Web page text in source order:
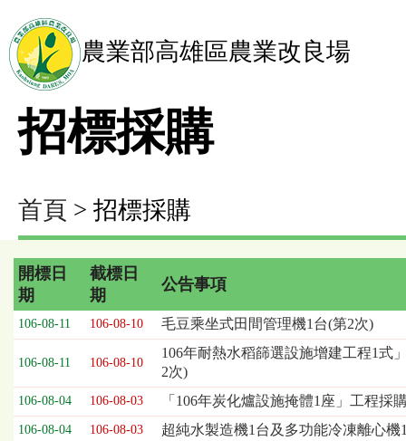
農業部高雄區農業改良場
招標採購
首頁 > 招標採購
招
標
採
列
表，
欄
開標日
期
截標日
期
公告事項
106-08-11 106-08-10 毛豆乘坐式田間管理機1台(第2次)
106-08-11 106-08-10
106年耐熱水稻篩選設施增建工程1式
2次)
106-08-04 106-08-03 「106年炭化爐設施掩體1座」工程採
106-08-04 106-08-03 超純水製造機1台及多功能冷凍離心機